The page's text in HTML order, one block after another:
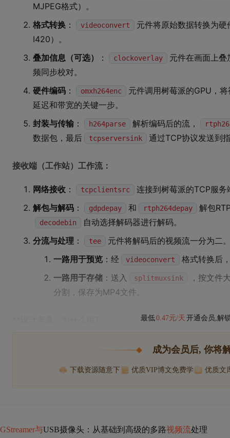
MJPEG格式）。
格式转换 ： videoconvert
元件将原始数据转换为
I420）。
叠加信息（可选）
： clockoverlay
元件在画面上
频同步校对。
硬件编码 ： omxh264enc
元件调用树莓派的GPU，
延迟和带宽的关键一步。
封装与传输 ： h264parse 解析编码后的流，
数据包，最后 tcpserversink 通过TCP协议发送到
接收端（工作站）工作流：
网络接收 ： tcpclientsrc
连接到树莓派的TCP服
解包与解码 ： gdpdepay 和 rtph264depay 解包
decodebin
自动选择解码器进行解码。
分流与处理 ： tee
元件将解码后的视频流一分为二
一路用于预览 ：经 videoconvert
格式转换后
一路用于存储 ：送入 splitmuxsink
，按文件
分割，保存为MP4文件。
最低0.47元/天 开通会员,解
成为会员后, 你将
下载资源随意下 优质VIP博文免费学 优质文
GStreamer与USB摄像头：从基础到高级的多路视频流处理